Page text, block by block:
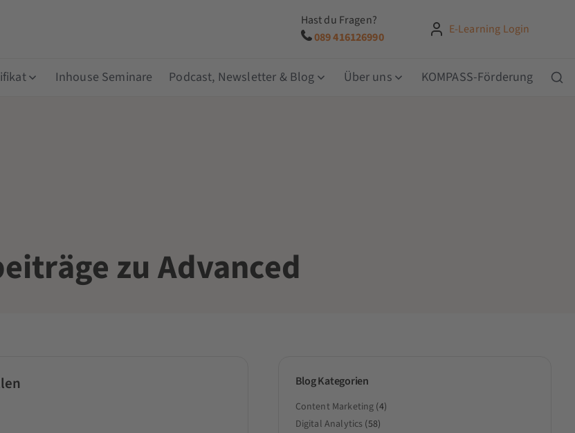
Hast du Fragen?
089 416126990
E-Learning Login
Inhouse Seminare Podcast, Newsletter & Blog Über uns KOMPASS-Förderung
zu Advanced
Blog Kategorien
Content Marketing (4)
Digital Analytics (58)